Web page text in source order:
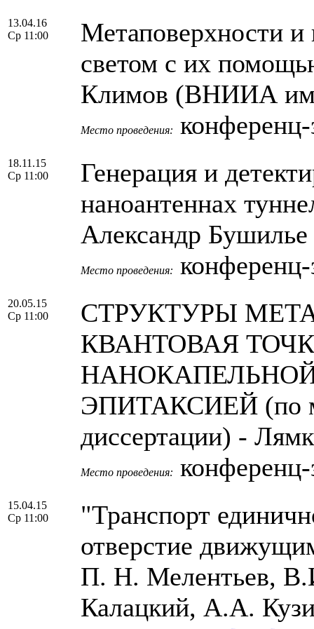
13.04.16
Ср 11:00
Метаповерхности
светом с их
Климов (ВНИИА
Место проведения:
18.11.15
Ср 11:00
Генерация и
наноантеннах
Александр Бушилье
Место проведения:
20.05.15
Ср 11:00
СТРУКТУРЫ
КВАНТОВАЯ
ЭПИТАКСИЕЙ (по
диссертации) -
Место проведения:
15.04.15
Ср 11:00
"Транспорт
отверстие
П. Н. Мелентьев,
Калацкий, А.А.